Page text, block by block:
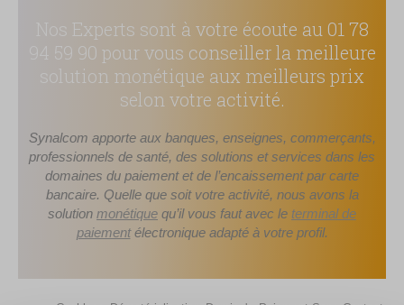
Nos Experts sont à votre écoute au 01 78
94 59 90 pour vous conseiller la meilleure
solution monétique aux meilleurs prix
selon votre activité.
Synalcom apporte aux banques, enseignes, commerçants,
professionnels de santé, des solutions et services dans les
domaines du paiement et de l’encaissement par carte
bancaire. Quelle que soit votre activité, nous avons la
solution monétique qu’il vous faut avec le terminal de
paiementélectronique adapté à votre profil.